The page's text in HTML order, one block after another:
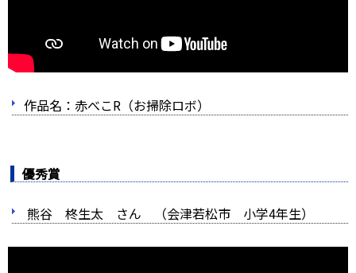
作品名：赤べこR（お掃除ロボ）
優秀賞
熊谷 柊生太 さん （会津若松市 小学4年生）